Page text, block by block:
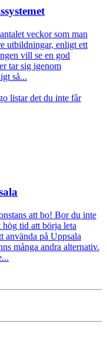
veckor som man
utbildningar, enligt ett
vill se en god
tar sig igenom
så...
listar det du inte får
att bo! Bor du inte
hög tid att börja leta
använda på Uppsala
många andra alternativ.